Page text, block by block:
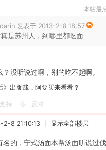
本帖最
发表于 2013-2-8 18:57
是苏州人，到哪里都吃面
没听说过啊，别的吃不起啊。
》出版哉，阿要买来看看？
支持 反对
2-8 21:10:13 显示全部楼层
名的，宁式汤面本帮汤面听说过